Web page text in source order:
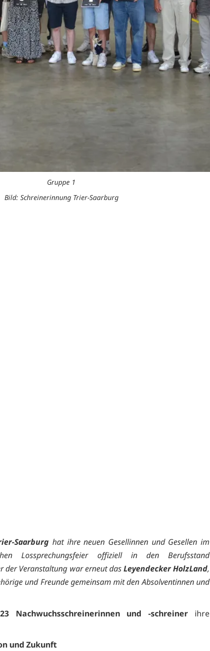
Gruppe 1
Bild: Schreinerinnung Trier-Saarburg
Saarburg hat ihre neuen Gesellinnen und Gesellen im
Lossprechungsfeier offiziell in den Berufsstand
der Veranstaltung war erneut dasLeyendecker HolzLand,
und Freunde gemeinsam mit den Absolventinnen und
23 Nachwuchsschreinerinnen und -schreiner ihre
und Zukunft